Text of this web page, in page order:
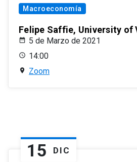
Macroeconomía
Felipe Saffie, University of
5 de Marzo de 2021
14:00
Zoom
15 DIC